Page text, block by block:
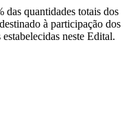
das quantidades totais dos
à participação dos
neste Edital.